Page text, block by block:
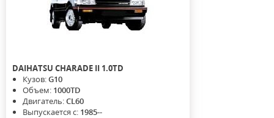
DAIHATSU CHARADE II 1.0TD
Кузов:G10
Объем: 1000TD
Двигатель:CL60
Выпускается с: 1985--